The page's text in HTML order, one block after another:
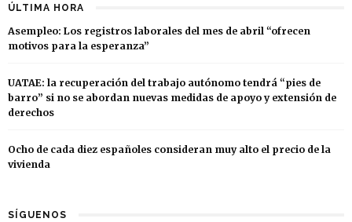
ÚLTIMA HORA
Asempleo: Los registros laborales del mes de abril “ofrecen
motivos para la esperanza”
UATAE: la recuperación del trabajo autónomo tendrá “pies de
barro” si no se abordan nuevas medidas de apoyo y extensión de
derechos
Ocho de cada diez españoles consideran muy alto el precio de la
vivienda
SÍGUENOS